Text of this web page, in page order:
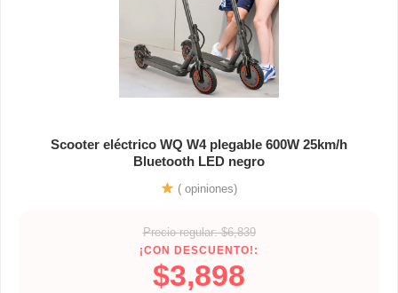
Scooter eléctrico WQ W4 plegable 600W 25km/h
Bluetooth LED negro
( opiniones)
Precio regular: $6,839
¡CON DESCUENTO!:
$3,898